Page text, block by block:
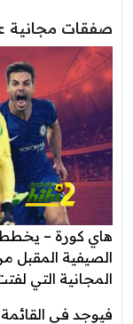
صفقات مجانية
هاي كورة – يخطط
الصيفية المقبل
المجانية التي
فيوجد في القائمة